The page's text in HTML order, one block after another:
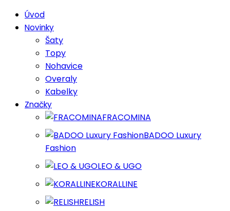
Úvod
Novinky
Šaty
Topy
Nohavice
Overaly
Kabelky
Značky
FRACOMINA
BADOO Luxury
Fashion
LEO & UGO
KORALLINE
RELISH